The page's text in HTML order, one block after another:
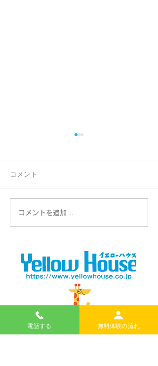
2026 Summer Kids
コメント
コメントを追加…
無料体験のお申し込みはこちらから
電話する 無料体験の流れ